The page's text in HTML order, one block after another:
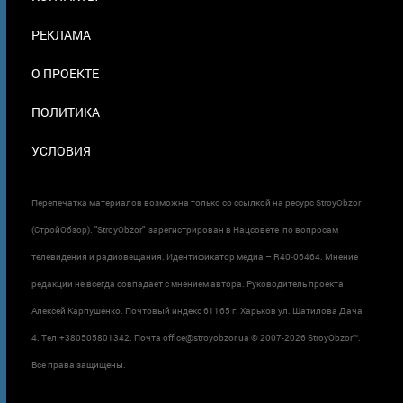
РЕКЛАМА
О ПРОЕКТЕ
ПОЛИТИКА
УСЛОВИЯ
Перепечатка материалов возможна только со ссылкой на ресурс StroyObzor
(СтройОбзор). "StroyObzor" зарегистрирован в Нацсовете по вопросам
телевидения и радиовещания. Идентификатор медиа – R40-06464. Мнение
редакции не всегда совпадает с мнением автора. Руководитель проекта
Алексей Карпушенко. Почтовый индекс 61165 г. Харьков ул. Шатилова Дача
4. Тел.+380505801342. Почта office@stroyobzor.ua © 2007-2026 StroyObzor™.
Все права защищены.